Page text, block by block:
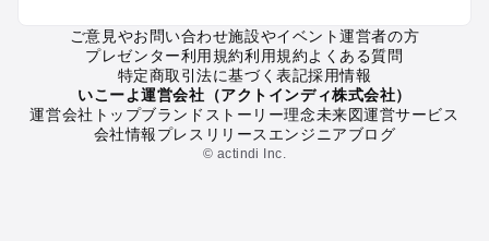
鹿児島の遊園地
鹿児島の動物園
鹿児島のバーベキュー
鹿児島の釣り
鹿児島の牧場
ご意見やお問い合わせ施設やイベント運営者の方
プレゼンター利用規約利用規約よくある質問
特定商取引法に基づく表記採用情報
いこーよ運営会社（アクトインディ株式会社）
運営会社トップブランドストーリー理念未来図運営サービス
会社情報プレスリリース エンジニアブログ
© actindi Inc.